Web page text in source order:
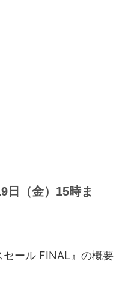
日（金）15時ま
ール FINAL』の概要